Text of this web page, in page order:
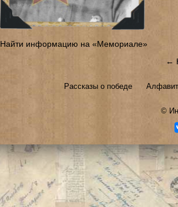
Найти информацию на «Мемориале»
←
Рассказы о победе
©